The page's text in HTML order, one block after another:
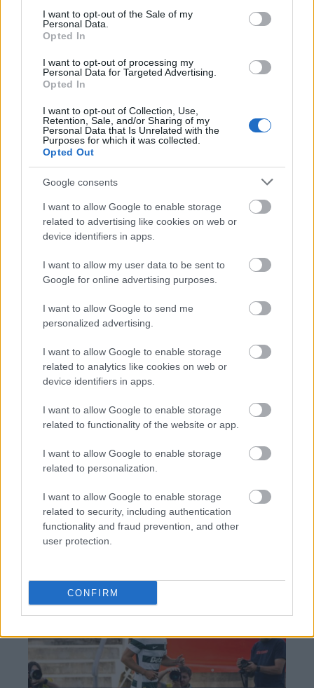
consent section.
I want to opt-out of the Sale of my
Personal Data.
Opted In
I want to opt-out of processing my
Personal Data for Targeted Advertising.
Opted In
I want to opt-out of Collection, Use,
Retention, Sale, and/or Sharing of my
Personal Data that Is Unrelated with the
Purposes for which it was collected.
Opted Out
Google consents
I want to allow Google to enable storage
related to advertising like cookies on web or
device identifiers in apps.
I want to allow my user data to be sent to
Google for online advertising purposes.
I want to allow Google to send me
personalized advertising.
I want to allow Google to enable storage
related to analytics like cookies on web or
device identifiers in apps.
I want to allow Google to enable storage
related to functionality of the website or app.
I want to allow Google to enable storage
related to personalization.
I want to allow Google to enable storage
related to security, including authentication
functionality and fraud prevention, and other
user protection.
CONFIRM
Διαβάζονται αυτή τη στιγμή
Μεταβιβάσεις ακινήτων: Στο σκάνερ χιλιάδες
συμβόλαια του 2025 για το πιστοποιητικό
ΕΝΦΙΑ
Σήμερα το κρίσιμο ραντεβού στο Μέγαρο
Μαξίμου για τη βιομηχανία
Πώς μπορείτε να βγείτε νωρίτερα στη σύνταξη
- Οι 3 κινήσεις που πρέπει να γίνουν εγκαίρως
TAGS: Κώστας Σκρέκας
Μέση Ανατολή
ΟΠΕΚΕΠΕ
Νέα Δημοκρατία (ΝΔ)
BEST OFINTERNET